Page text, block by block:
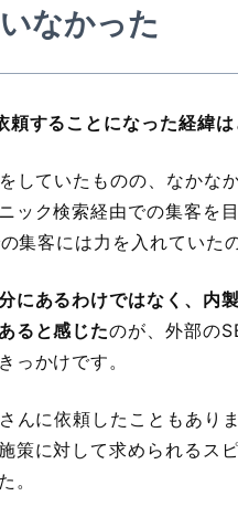
なかった
することになった経緯は
していたものの、なかな
ック検索経由での集客を
集客には力を入れていた
にあるわけではなく、内
ると感じたのが、外部の
っかけです。
んに依頼したこともあり
策に対して求められるス
。